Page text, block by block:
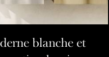
blanche et